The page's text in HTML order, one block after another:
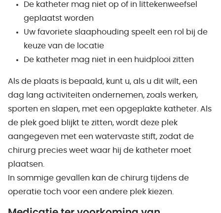
De katheter mag niet op of in littekenweefsel
geplaatst worden
Uw favoriete slaaphouding speelt een rol bij de
keuze van de locatie
De katheter mag niet in een huidplooi zitten
Als de plaats is bepaald, kunt u, als u dit wilt, een
dag lang activiteiten ondernemen, zoals werken,
sporten en slapen, met een opgeplakte katheter. Als
de plek goed blijkt te zitten, wordt deze plek
aangegeven met een watervaste stift, zodat de
chirurg precies weet waar hij de katheter moet
plaatsen.
In sommige gevallen kan de chirurg tijdens de
operatie toch voor een andere plek kiezen.